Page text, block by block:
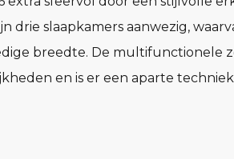
drie slaapkamers aanwezig,
breedte. De multifunctionele
en is er een aparte